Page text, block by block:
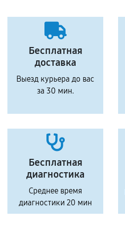
Бесплатная
доставка
Выезд курьера до вас
за 30 мин.
Бесплатная
диагностика
Среднее время
диагностики 20 мин